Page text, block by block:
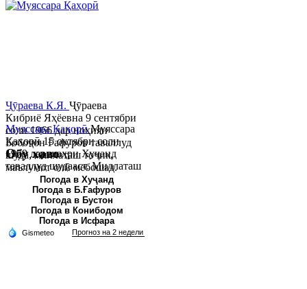
Муяссара ҚаҳорӣМуяссара
Қаҳорӣ 15 октябри соли
1979 дар шаҳри Хуҷанд
таваллуд шудааст. Миллаташ
тоҷик. Маълумот олӣ. Соли
2002 Донишгоҳи давлатии
Хуҷанд ба...
Ҷӯраева К.Я. Ҷӯраева
Кибриё Яҳёевна 9 сентябри
соли 1966 дар ноҳияи
Бобоҷон Ғафуров таваллуд
шуда, миллаташ тоҷик,
маълумот олӣ мебошад.
Соли 1997 Донишг...
Обу хаво
Погода в Хуҷанд
Погода в Б.Ғафуров
Погода в Бустон
Погода в Конибодом
Погода в Исфара